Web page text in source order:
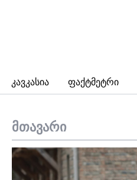
Კავკასია Ფაქტმეტრი
მთავარი